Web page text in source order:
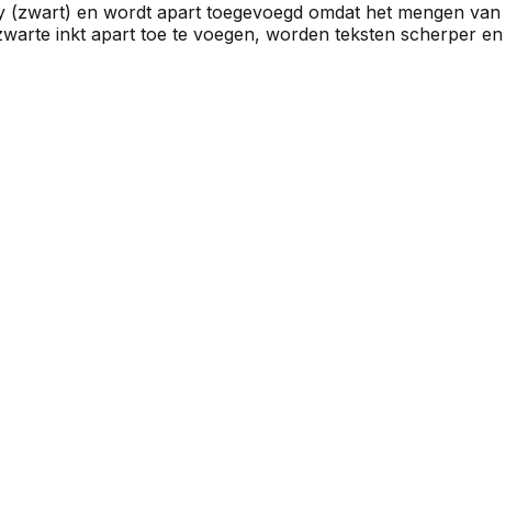
(zwart) en wordt apart toegevoegd omdat het mengen van
inkt apart toe te voegen, worden teksten scherper en